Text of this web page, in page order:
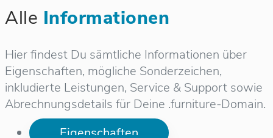
Alle Informationen
Hier findest Du sämtliche Informationen über
Eigenschaften, mögliche Sonderzeichen,
inkludierte Leistungen, Service & Support sowie
Abrechnungsdetails für Deine .furniture-Domain.
Eigenschaften